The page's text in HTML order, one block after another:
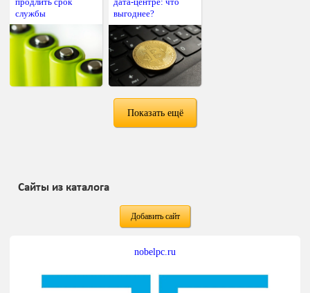
службы
выгоднее?
Показать ещё
Сайты из каталога
Добавить сайт
nobelpc.ru